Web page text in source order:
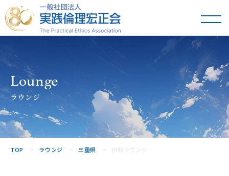
一般社団法人
実践倫理宏正会
Lounge
ラウンジ
TOP ラウンジ 三重県 伊勢ラウンジ